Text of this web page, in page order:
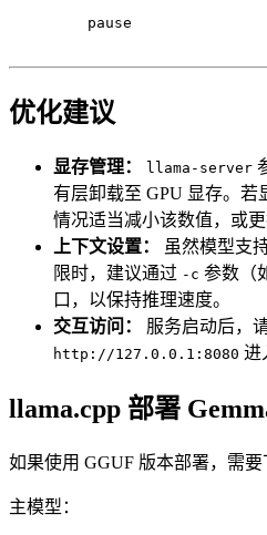
pause
优化建议
显存管理： llama-server
有层卸载至 GPU 显存。
情况适当减小该数值，或更
上下文设置：
虽然模型支
限时，建议通过 -c 参数（
口，以保持推理速度。
交互访问：
服务启动后，
http://127.0.0.1:8080 进
llama.cpp 部署
如果使用 GGUF 版本部署，需要
主模型：